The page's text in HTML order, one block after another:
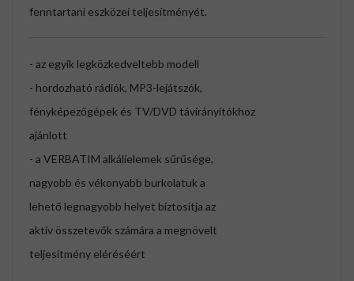
fenntartani eszközei teljesítményét.
- az egyik legközkedveltebb modell
- hordozható rádiók, MP3-lejátszók,
fényképezőgépek és TV/DVD távirányítókhoz
ajánlott
- a VERBATIM alkálielemek sűrűsége,
nagyobb és vékonyabb burkolatuk a
lehető legnagyobb helyet biztosítja az
aktív összetevők számára a megnövelt
teljesítmény eléréséért